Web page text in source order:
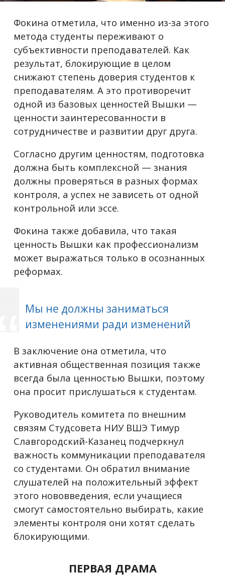
Фокина отметила, что именно из-за этого
метода студенты переживают о
субъективности преподавателей. Как
результат, блокирующие в целом
снижают степень доверия студентов к
преподавателям. А это противоречит
одной из базовых ценностей Вышки —
ценности заинтересованности в
сотрудничестве и развитии друг друга.
Согласно другим ценностям, подготовка
должна быть комплексной — знания
должны проверяться в разных формах
контроля, а успех не зависеть от одной
контрольной или эссе.
Фокина также добавила, что такая
ценность Вышки как профессионализм
может выражаться только в осознанных
реформах.
Мы не должны заниматься
изменениями ради изменений
В заключение она отметила, что
активная общественная позиция также
всегда была ценностью Вышки, поэтому
она просит прислушаться к студентам.
Руководитель комитета по внешним
связям Студсовета НИУ ВШЭ Тимур
Славгородский-Казанец подчеркнул
важность коммуникации преподавателя
со студентами. Он обратил внимание
слушателей на положительный эффект
этого нововведения, если учащиеся
смогут самостоятельно выбирать, какие
элементы контроля они хотят сделать
блокирующими.
ПЕРВАЯ ДРАМА